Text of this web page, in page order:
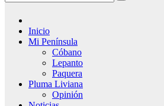
Inicio
Mi Península
Cóbano
Lepanto
Paquera
Pluma Liviana
Opinión